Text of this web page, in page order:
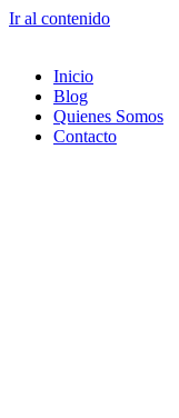
Ir al contenido
Inicio
Blog
Quienes Somos
Contacto